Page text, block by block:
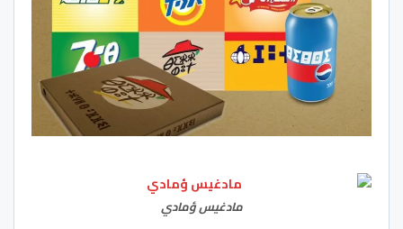
مادغيس ؤمادي